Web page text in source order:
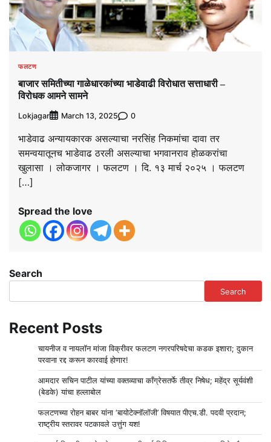
फलटण
बाजार समितीच्या गाळेधारकांच्या भाडेवाढी विरोधात सत्ताधारी –
विरोधक आमने सामने
Lokjagar March 13, 2025 0
भाडेवाढ अन्यायकारक असल्याचा नरसिंह निकमांचा दावा तर
समन्वयातूनच भाडेवाढ ठरली असल्याचा भगवानराव होळकरांचा
खुलासा । लोकजागर । फलटण । दि. १३ मार्च २०२५ । फलटण
[…]
Spread the love
Search
Search
Recent Posts
चायनीज व नायलॉन मांजा विक्रीवर फलटण नगरपरिषदेचा कडक इशारा; दुकान
परवाना रद्द करून कारवाई होणार!
आमदार सचिन पाटील यांच्या वक्तव्याचा काँग्रेसतर्फे तीव्र निषेध; महेंद्र सूर्यवंशी
(बेडके) यांचा हल्लाबोल
फलटणच्या रोहन बाबर यांना ‘बायोटेक्नॉलॉजी’ विषयात पीएच.डी. पदवी प्रदान;
राष्ट्रीय स्तरावर पटकावले उत्तुंग यश!